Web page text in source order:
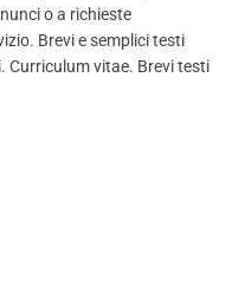
o a richieste
Brevi e semplici testi
Curriculum vitae. Brevi testi